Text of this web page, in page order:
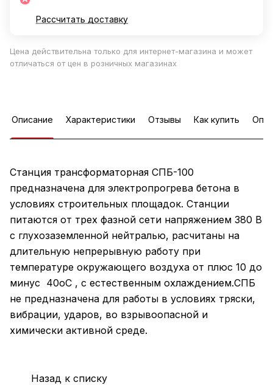
Рассчитать доставку
Цена действительна только для интернет-магазина и может
отличаться от цен в розничных магазинах
Описание Характеристики Отзывы Как купить
Станция трансформаторная СПБ-100
предназначена для электропрогрева бетона в
условиях строительных площадок. Станции
питаются от трех фазной сети напряжением 380 В
с глухозаземленной нейтралью, расчитаны на
длительную непрерывную работу при
температуре окружающего воздуха от плюс 10 до
минус 40oС , с естественным охлаждением.СПБ
не предназначена для работы в условиях тряски,
вибрации, ударов, во взрывоопасной и
химически активной среде.
Назад к списку